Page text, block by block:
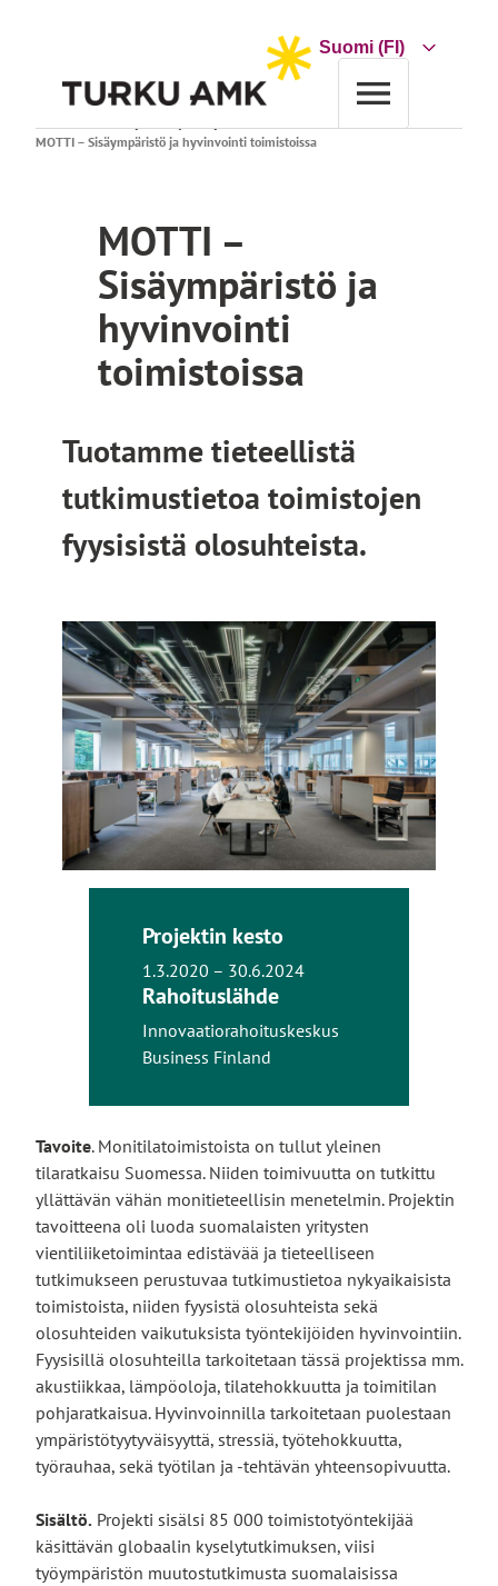
Choose
MOTTI – Sisäympäristö ja hyvinvointi toimistoissa
MOTTI –
Sisäympäristö ja
hyvinvointi
toimistoissa
Tuotamme tieteellistä
tutkimustietoa toimistojen
fyysisistä olosuhteista.
Projektin kesto
1.3.2020 – 30.6.2024
Rahoituslähde
Innovaatiorahoituskeskus
Business Finland
Tavoite. Monitilatoimistoista on tullut yleinen
tilaratkaisu Suomessa. Niiden toimivuutta on tutkittu
yllättävän vähän monitieteellisin menetelmin. Projektin
tavoitteena oli luoda suomalaisten yritysten
vientiliiketoimintaa edistävää ja tieteelliseen
tutkimukseen perustuvaa tutkimustietoa nykyaikaisista
toimistoista, niiden fyysistä olosuhteista sekä
olosuhteiden vaikutuksista työntekijöiden hyvinvointiin.
Fyysisillä olosuhteilla tarkoitetaan tässä projektissa mm.
akustiikkaa, lämpöoloja, tilatehokkuutta ja toimitilan
pohjaratkaisua. Hyvinvoinnilla tarkoitetaan puolestaan
ympäristötyytyväisyyttä, stressiä, työtehokkuutta,
työrauhaa, sekä työtilan ja -tehtävän yhteensopivuutta.
Sisältö. Projekti sisälsi 85 000 toimistotyöntekijää
käsittävän globaalin kyselytutkimuksen, viisi
työympäristön muutostutkimusta suomalaisissa